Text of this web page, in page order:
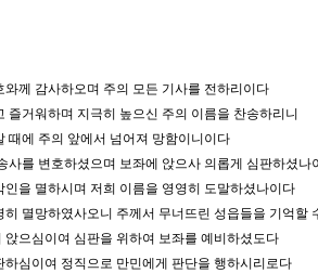
와께 감사하오며 주의 모든 기사를 전하리이다
즐거워하며 지극히 높으신 주의 이름을 찬송하리니
때에 주의 앞에서 넘어져 망함이니이다
사를 변호하셨으며 보좌에 앉으사 의롭게 심판하셨
인을 멸하시며 저희 이름을 영영히 도말하셨나이다
히 멸망하였사오니 주께서 무너뜨린 성읍들을 기억
앉으심이여 심판을 위하여 보좌를 예비하셨도다
하심이여 정직으로 만민에게 판단을 행하시리로다